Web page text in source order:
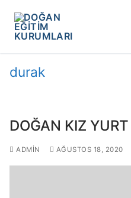
durak
DOĞAN KIZ
ADMIN AĞUSTOS 18, 2020